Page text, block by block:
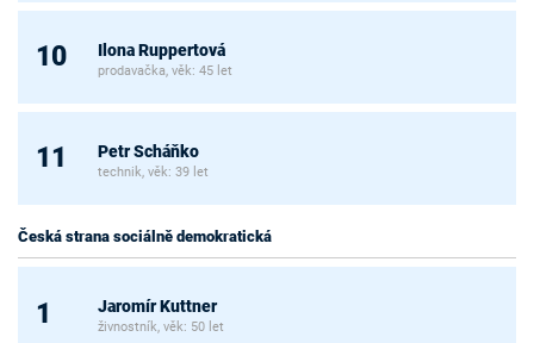
10 Ilona Ruppertová
prodavačka, věk: 45 let
11 Petr Scháňko
technik, věk: 39 let
Česká strana sociálně demokratická
1 Jaromír Kuttner
živnostník, věk: 50 let